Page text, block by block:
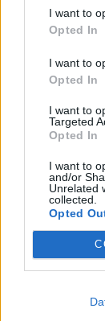
I want to
Opted In
I want to
Opted In
I want to
Targeted
Opted In
I want to
and/or
Unrelated
collected.
Opted
Biznes
uderzają już